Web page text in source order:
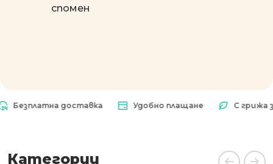
спомен
доставка Удобно плащане С грижа за
Категории